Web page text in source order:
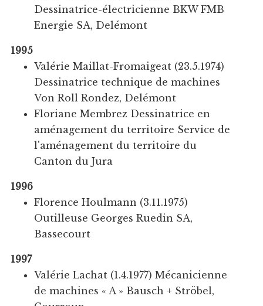
Dessinatrice-électricienne BKW FMB
Energie SA, Delémont
1995
Valérie Maillat-Fromaigeat (23.5.1974)
Dessinatrice technique de machines
Von Roll Rondez, Delémont
Floriane Membrez Dessinatrice en
aménagement du territoire Service de
l'aménagement du territoire du
Canton du Jura
1996
Florence Houlmann (3.11.1975)
Outilleuse Georges Ruedin SA,
Bassecourt
1997
Valérie Lachat (1.4.1977) Mécanicienne
de machines « A » Bausch + Ströbel,